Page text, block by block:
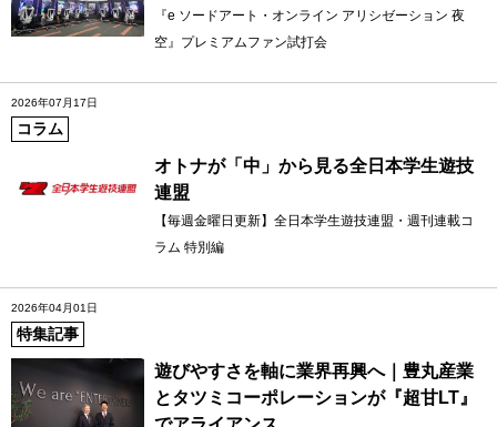
『e ソードアート・オンライン アリシゼーション 夜
空』プレミアムファン試打会
2026年07月17日
コラム
オトナが「中」から見る全日本学生遊技
連盟
【毎週金曜日更新】全日本学生遊技連盟・週刊連載コ
ラム 特別編
2026年04月01日
特集記事
遊びやすさを軸に業界再興へ｜豊丸産業
とタツミコーポレーションが『超甘LT』